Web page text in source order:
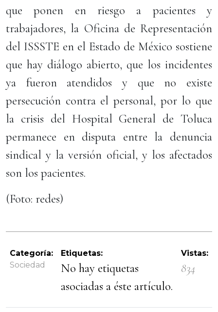
que ponen en riesgo a pacientes y
trabajadores, la Oficina de Representación
del ISSSTE en el Estado de México sostiene
que hay diálogo abierto, que los incidentes
ya fueron atendidos y que no existe
persecución contra el personal, por lo que
la crisis del Hospital General de Toluca
permanece en disputa entre la denuncia
sindical y la versión oficial, y los afectados
son los pacientes.
(Foto: redes)
Categoría:
Sociedad
Etiquetas:
No hay etiquetas
asociadas a éste artículo.
Vistas:
834